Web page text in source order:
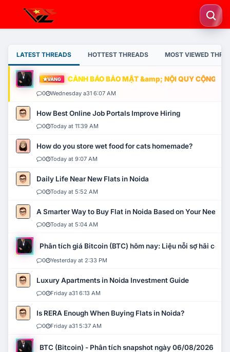
LATEST THREADS HOTTEST THREADS MOST VIEWED
VÀNG CẢNH BÁO BẢO MẬT &amp; NỘI QUY CỘNG
0 Wednesday a31 6:07 AM
How Best Online Job Portals Improve Hiring
0 Today at 11:39 AM
How do you store wet food for cats homemade?
0 Today at 9:07 AM
Daily Life Near New Flats in Noida
0 Today at 5:52 AM
A Smarter Way to Buy Flat in Noida Based on Your Needs
0 Today at 5:04 AM
Phân tích giá Bitcoin (BTC) hôm nay: Liệu nỗi sợ hãi có
0 Yesterday at 2:33 PM
Luxury Apartments in Noida Investment Guide
0 Friday a31 6:13 AM
Is RERA Enough When Buying Flats in Noida?
0 Friday a31 5:37 AM
BTC (Bitcoin) - Phân tích snapshot ngày 06/08/2026